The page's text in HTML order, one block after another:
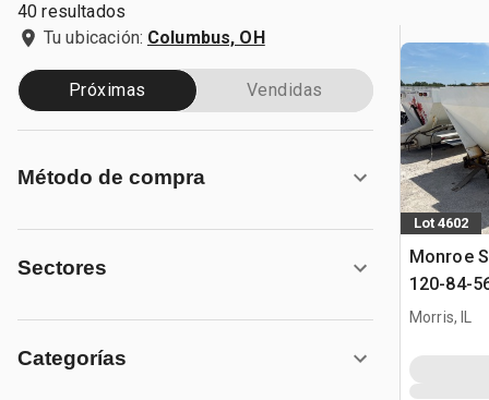
40 resultados
Tu ubicación: Columbus, OH
Próximas Vendidas
Método de compra
Sectores
Categorías
Lot 4602
Monroe
120-84-
sal
Morris, IL